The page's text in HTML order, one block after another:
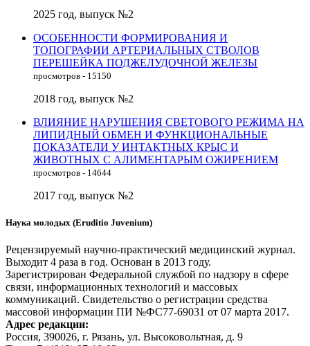
2025 год, выпуск №2
ОСОБЕННОСТИ ФОРМИРОВАНИЯ И
ТОПОГРАФИИ АРТЕРИАЛЬНЫХ СТВОЛОВ
ПЕРЕШЕЙКА ПОДЖЕЛУДОЧНОЙ ЖЕЛЕЗЫ
просмотров - 15150
2018 год, выпуск №2
ВЛИЯНИЕ НАРУШЕНИЯ СВЕТОВОГО РЕЖИМА НА
ЛИПИДНЫЙ ОБМЕН И ФУНКЦИОНАЛЬНЫЕ
ПОКАЗАТЕЛИ У ИНТАКТНЫХ КРЫС И
ЖИВОТНЫХ С АЛИМЕНТАРЫМ ОЖИРЕНИЕМ
просмотров - 14644
2017 год, выпуск №2
Наука молодых (Eruditio Juvenium)
Рецензируемый научно-практический медицинский журнал.
Выходит 4 раза в год. Основан в 2013 году.
Зарегистрирован Федеральной службой по надзору в сфере
связи, информационных технологий и массовых
коммуникаций. Свидетельство о регистрации средства
массовой информации ПИ №ФС77-69031 от 07 марта 2017.
Адрес редакции:
Россия, 390026, г. Рязань, ул. Высоковольтная, д. 9